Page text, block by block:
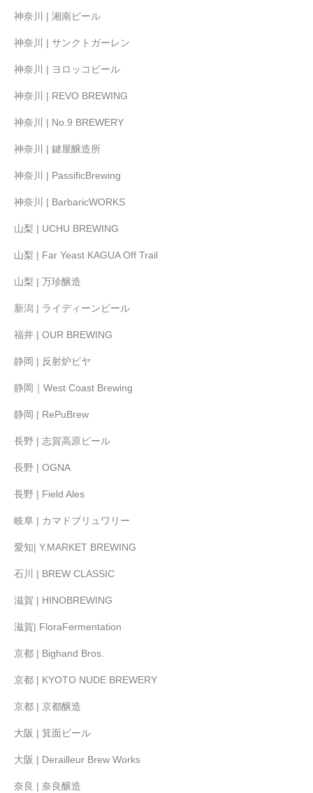
神奈川 | 湘南ビール
神奈川 | サンクトガーレン
神奈川 | ヨロッコビール
神奈川 | REVO BREWING
神奈川 | No.9 BREWERY
神奈川 | 鍵屋醸造所
神奈川 | PassificBrewing
神奈川 | BarbaricWORKS
山梨 | UCHU BREWING
山梨 | Far Yeast KAGUA Off Trail
山梨 | 万珍醸造
新潟 | ライディーンビール
福井 | OUR BREWING
静岡 | 反射炉ビヤ
静岡｜West Coast Brewing
静岡 | RePuBrew
長野 | 志賀高原ビール
長野 | OGNA
長野 | Field Ales
岐阜 | カマドブリュワリー
愛知| Y.MARKET BREWING
石川 | BREW CLASSIC
滋賀 | HINOBREWING
滋賀| FloraFermentation
京都 | Bighand Bros.
京都 | KYOTO NUDE BREWERY
京都 | 京都醸造
大阪 | 箕面ビール
大阪 | Derailleur Brew Works
奈良 | 奈良醸造